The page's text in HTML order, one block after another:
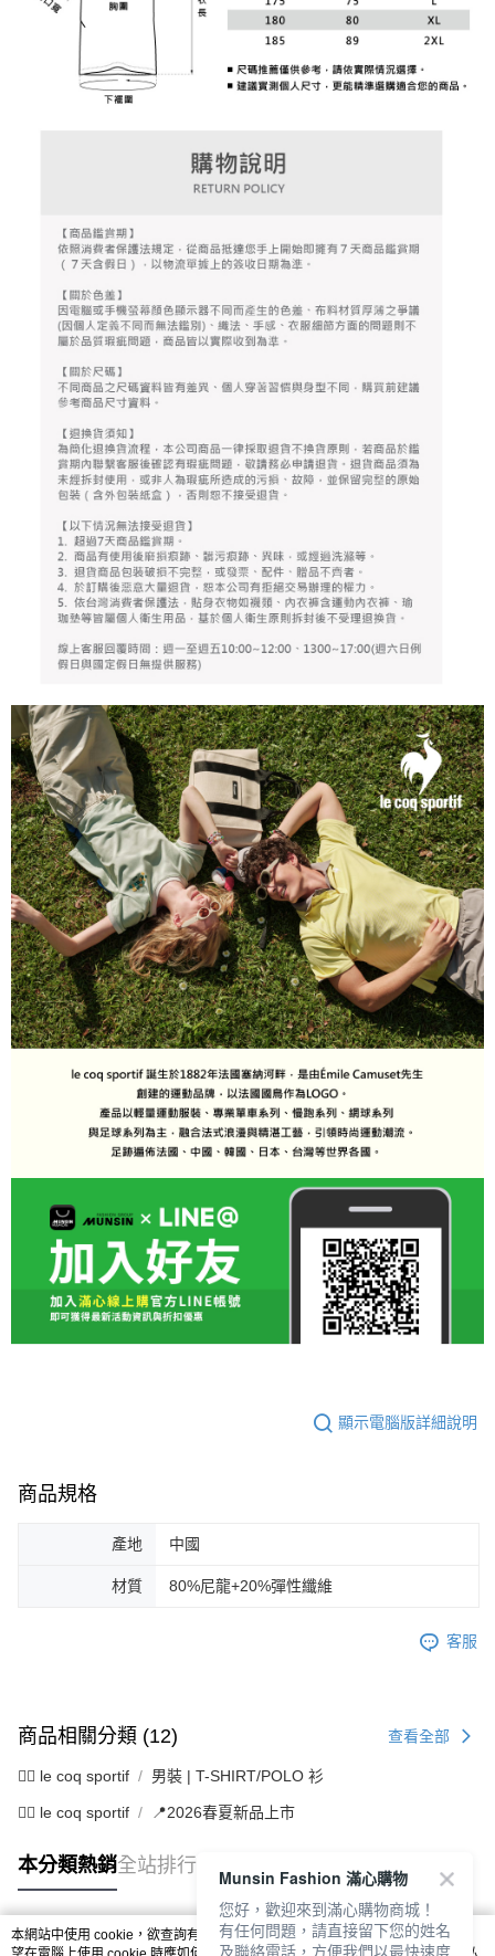
顯示電腦版詳細說明
商品規格
產地 中國
材質 80%尼龍+20%彈性纖維
客服
商品相關分類 (12) 查看全部
🚴‍♂️ le coq sportif 男裝 | T-SHIRT/POLO 衫
🚴‍♂️ le coq sportif 📍2026春夏新品上市
本分類熱銷全站排行
熱門標籤
本網站中使用 cookie，欲查詢有關本網站使用 cookie 方式之詳情，及若您不希
Munsin Fashion 滿心購物
您好，歡迎來到滿心購物商城！
有任何問題，請直接留下您的姓名
及聯絡電話，方便我們以最快速度